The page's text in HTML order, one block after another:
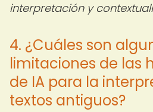
interpretación y
4. ¿Cuáles son
limitaciones de las
de IA para la
textos antiguos?